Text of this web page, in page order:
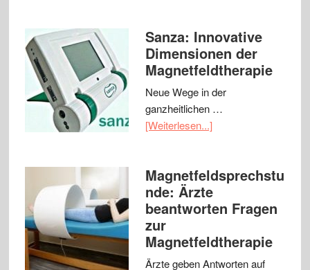
Sanza: Innovative
Dimensionen der
Magnetfeldtherapie
Neue Wege in der
ganzheitlichen …
[Weiterlesen...]
Magnetfeldsprechstu
nde: Ärzte
beantworten Fragen
zur
Magnetfeldtherapie
Ärzte geben Antworten auf